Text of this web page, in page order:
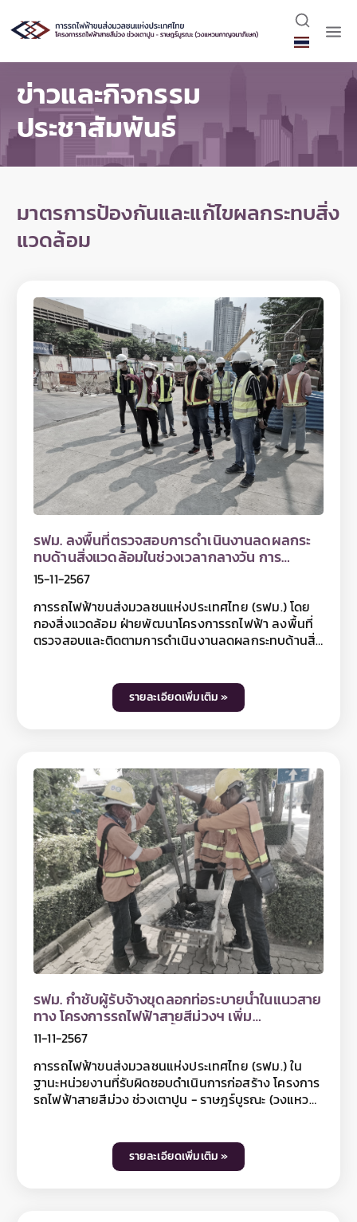
ข่าวและกิจกรรม
ประชาสัมพันธ์
มาตรการป้องกันและแก้ไขผลกระทบสิ่ง
แวดล้อม
รฟม. ลงพื้นที่ตรวจสอบการดำเนินงานลดผลกระ
ทบด้านสิ่งแวดล้อมในช่วงเวลากลางวัน การ
ก่อสร้างโครงการรถไฟฟ้าสายสีม่วง ช่วงเตาปูน -
ราษฎร์บูรณะ (วงแหวนกาญจนาภิเษก)
15-11-2567
การรถไฟฟ้าขนส่งมวลชนแห่งประเทศไทย (รฟม.) โดย
กองสิ่งแวดล้อม ฝ่ายพัฒนาโครงการรถไฟฟ้า ลงพื้นที่
ตรวจสอบและติดตามการดำเนินงานลดผลกระทบด้านสิ่ง
กาญจนาภิเษก) ตลอดแนวเส้นทางโครงการฯ โดยเริ่ม
ตั้งแต่บริเวณจุดก่อสร้าง Cut & Cover บริเวณถนน
และสิ้นสุดที่พื้นที่ก่อสร้างโรงจอดรถไฟฟ้า บริเวณด้าน
ข้างด่านเก็บค่าผ่านทางพิเศษบางครุ 3 ของทางพิเศษ
กาญจนาภิเษก (บางพลี - สุขสวัสดิ์) โดยในการลงพื้นที่
ครั้งนี้ รฟม. ได้ตรวจสอบการปฏิบัติตามมาตรการป้องกัน
และแก้ไขผลกระทบสิ่งแวดล้อมในช่วงเวลากลางวัน ตาม
ที่กำหนดไว้ในรายงาน EIA เช่น การปิดคลุมกองวัสดุ
ก่อสร้างที่ก่อให้เกิดฝุ่นละอองภายในพื้นที่โครงการฯ การ
ทำความสะอาดล้อรถก่อนนำรถออกจากพื้นที่ก่อสร้าง
การปิดคลุมรถที่ใช้ขนส่งวัสดุก่อสร้างด้วยผ้าใบเพื่อกัน
วัสดุตกหล่นและป้องกันการฟุ้งกระจายของฝุ่นละออง
การติดตั้งรั้วกั้นรอบพื้นที่ก่อสร้าง รวมถึงตรวจสอบการ
จัดติดตั้งป้ายประชาสัมพันธ์และป้ายสัญญาณจราจร
และการจัดทำทางเท้าชั่วคราวเพื่ออำนวยความสะดวกให้
ประชาชนสามารถสัญจรได้ในระหว่างที่มีงานก่อสร้าง
เป็นต้น พร้อมทั้งได้เน้นย้ำให้เจ้าหน้าที่ทุกคนปฏิบัติตาม
มาตรการป้องกันและแก้ไขผลกระทบสิ่งแวดล้อมอย่าง
เคร่งครัด สำหรับท่านที่สนใจสามารถติดตามข้อมูลโครง
การฯ ได้ที่เว็บไซต์ www.mrta-purplelinesouth.com
เฟซบุ๊กโครงการรถไฟฟ้าสายสีม่วง ช่วงเตาปูน -
ราษฎร์บูรณะ และ Line @mrtpurpleline หรือติดตาม
ข้อมูลข่าวสาร รฟม. เพิ่มเติมได้ที่เว็บไซต์ รฟม.
ขนส่งมวลชนแห่งประเทศไทย หรือ Call Center รฟม.
โทรศัพท์ 0 2716 4044
รายละเอียดเพิ่มเติม »
รฟม. กำชับผู้รับจ้างขุดลอกท่อระบายน้ำในแนวสาย
ทาง โครงการรถไฟฟ้าสายสีม่วงฯ เพิ่ม
ประสิทธิภาพการระบายน้ำ
11-11-2567
การรถไฟฟ้าขนส่งมวลชนแห่งประเทศไทย (รฟม.) ใน
ฐานะหน่วยงานที่รับผิดชอบดำเนินการก่อสร้าง โครงการ
รถไฟฟ้าสายสีม่วง ช่วงเตาปูน - ราษฎร์บูรณะ (วงแหวน
แนวเส้นทางโครงการฯ อย่างต่อเนื่องเป็นประจำทุกเดือน
เพื่อป้องกันเศษวัสดุอุดตันในแนวก่อสร้างรถไฟฟ้า และ
รายละเอียดเพิ่มเติม »